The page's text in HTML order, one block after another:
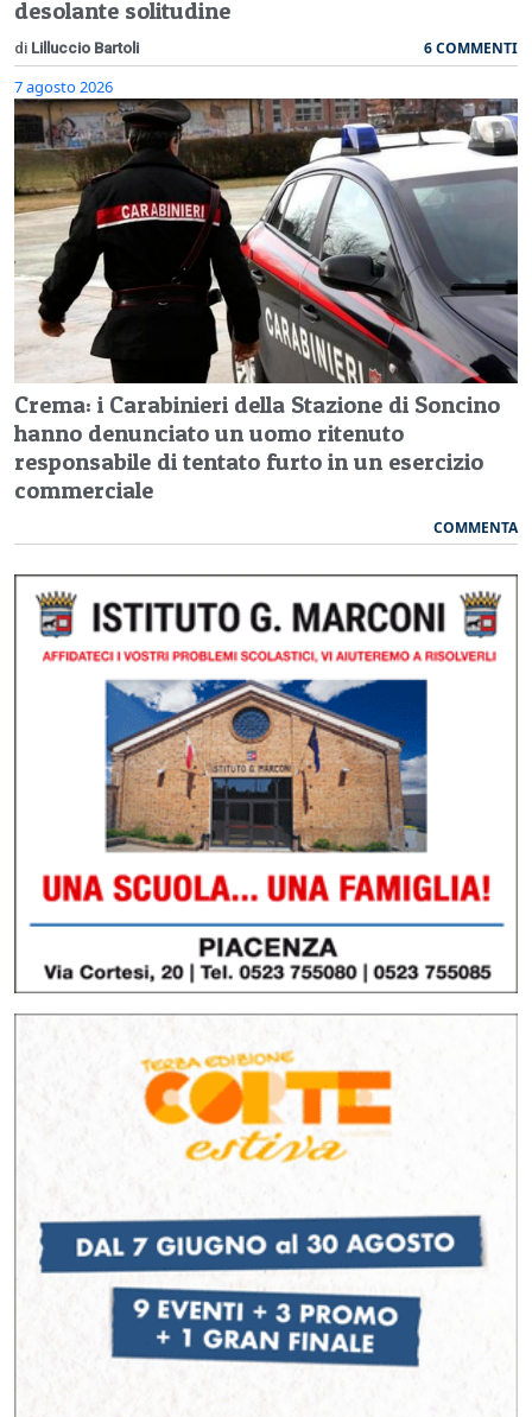
desolante solitudine
di Lilluccio Bartoli 6 COMMENTI
7 agosto 2026
Crema: i Carabinieri della Stazione di Soncino
hanno denunciato un uomo ritenuto
responsabile di tentato furto in un esercizio
commerciale
COMMENTA